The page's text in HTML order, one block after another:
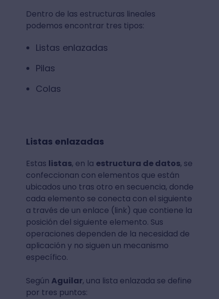
Dentro de las estructuras lineales
podemos encontrar tres tipos:
Listas enlazadas
Pilas
Colas
Listas enlazadas
Estas listas, en la estructura de datos, se
confeccionan con elementos que están
ubicados uno tras otro en secuencia, donde
cada elemento se conecta con el siguiente
a través de un enlace (link) que contiene la
posición del siguiente elemento. Sus
operaciones dependen de la necesidad de
aplicación y no siguen un mecanismo
específico.
Según Aguilar, una lista enlazada se define
por tres puntos: